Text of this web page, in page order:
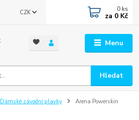
Menu
CZK
Hledat
0 ks
za 0 Kč
Dámské závodní plavky
Arena Powerskin